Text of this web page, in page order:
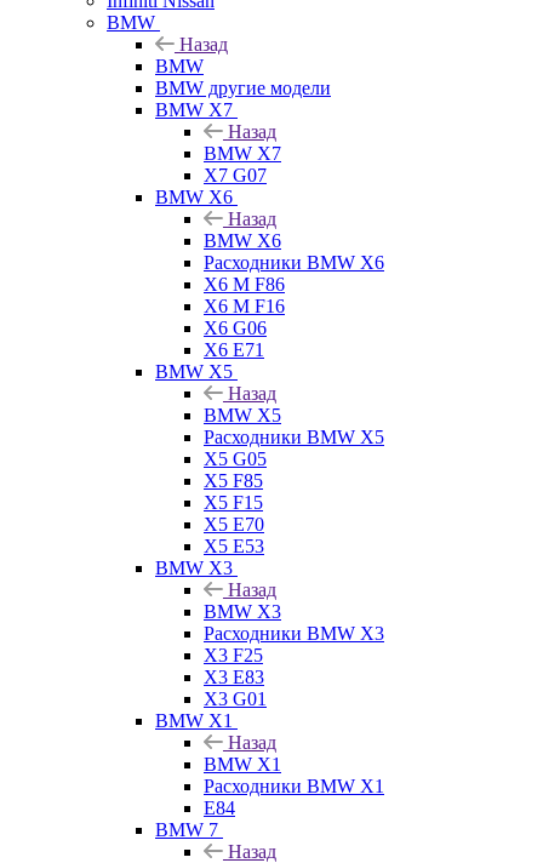
BMW
Назад
BMW
BMW другие модели
BMW X7
Назад
BMW X7
X7 G07
BMW X6
Назад
BMW X6
Расходники BMW X6
X6 M F86
X6 M F16
X6 G06
X6 E71
BMW X5
Назад
BMW X5
Расходники BMW X5
X5 G05
X5 F85
X5 F15
X5 E70
X5 E53
BMW X3
Назад
BMW X3
Расходники BMW X3
X3 F25
X3 E83
X3 G01
BMW X1
Назад
BMW X1
Расходники BMW X1
E84
BMW 7
Назад